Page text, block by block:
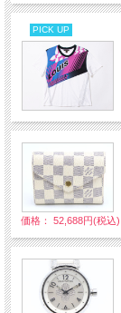
PICK UP
価格： 52,688円(税込)